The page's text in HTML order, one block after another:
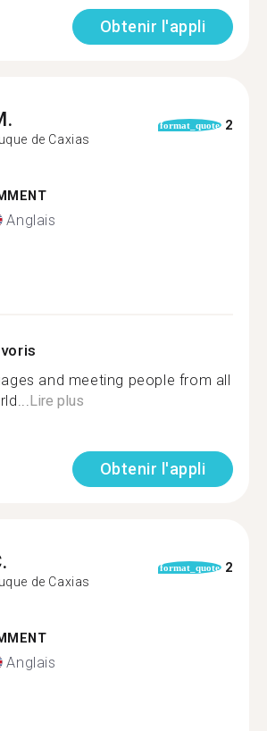
Obtenir l'appli
de Caxias
format_quote 2
Anglais
and meeting people from all
Lire plus
Obtenir l'appli
de Caxias
format_quote 2
Anglais